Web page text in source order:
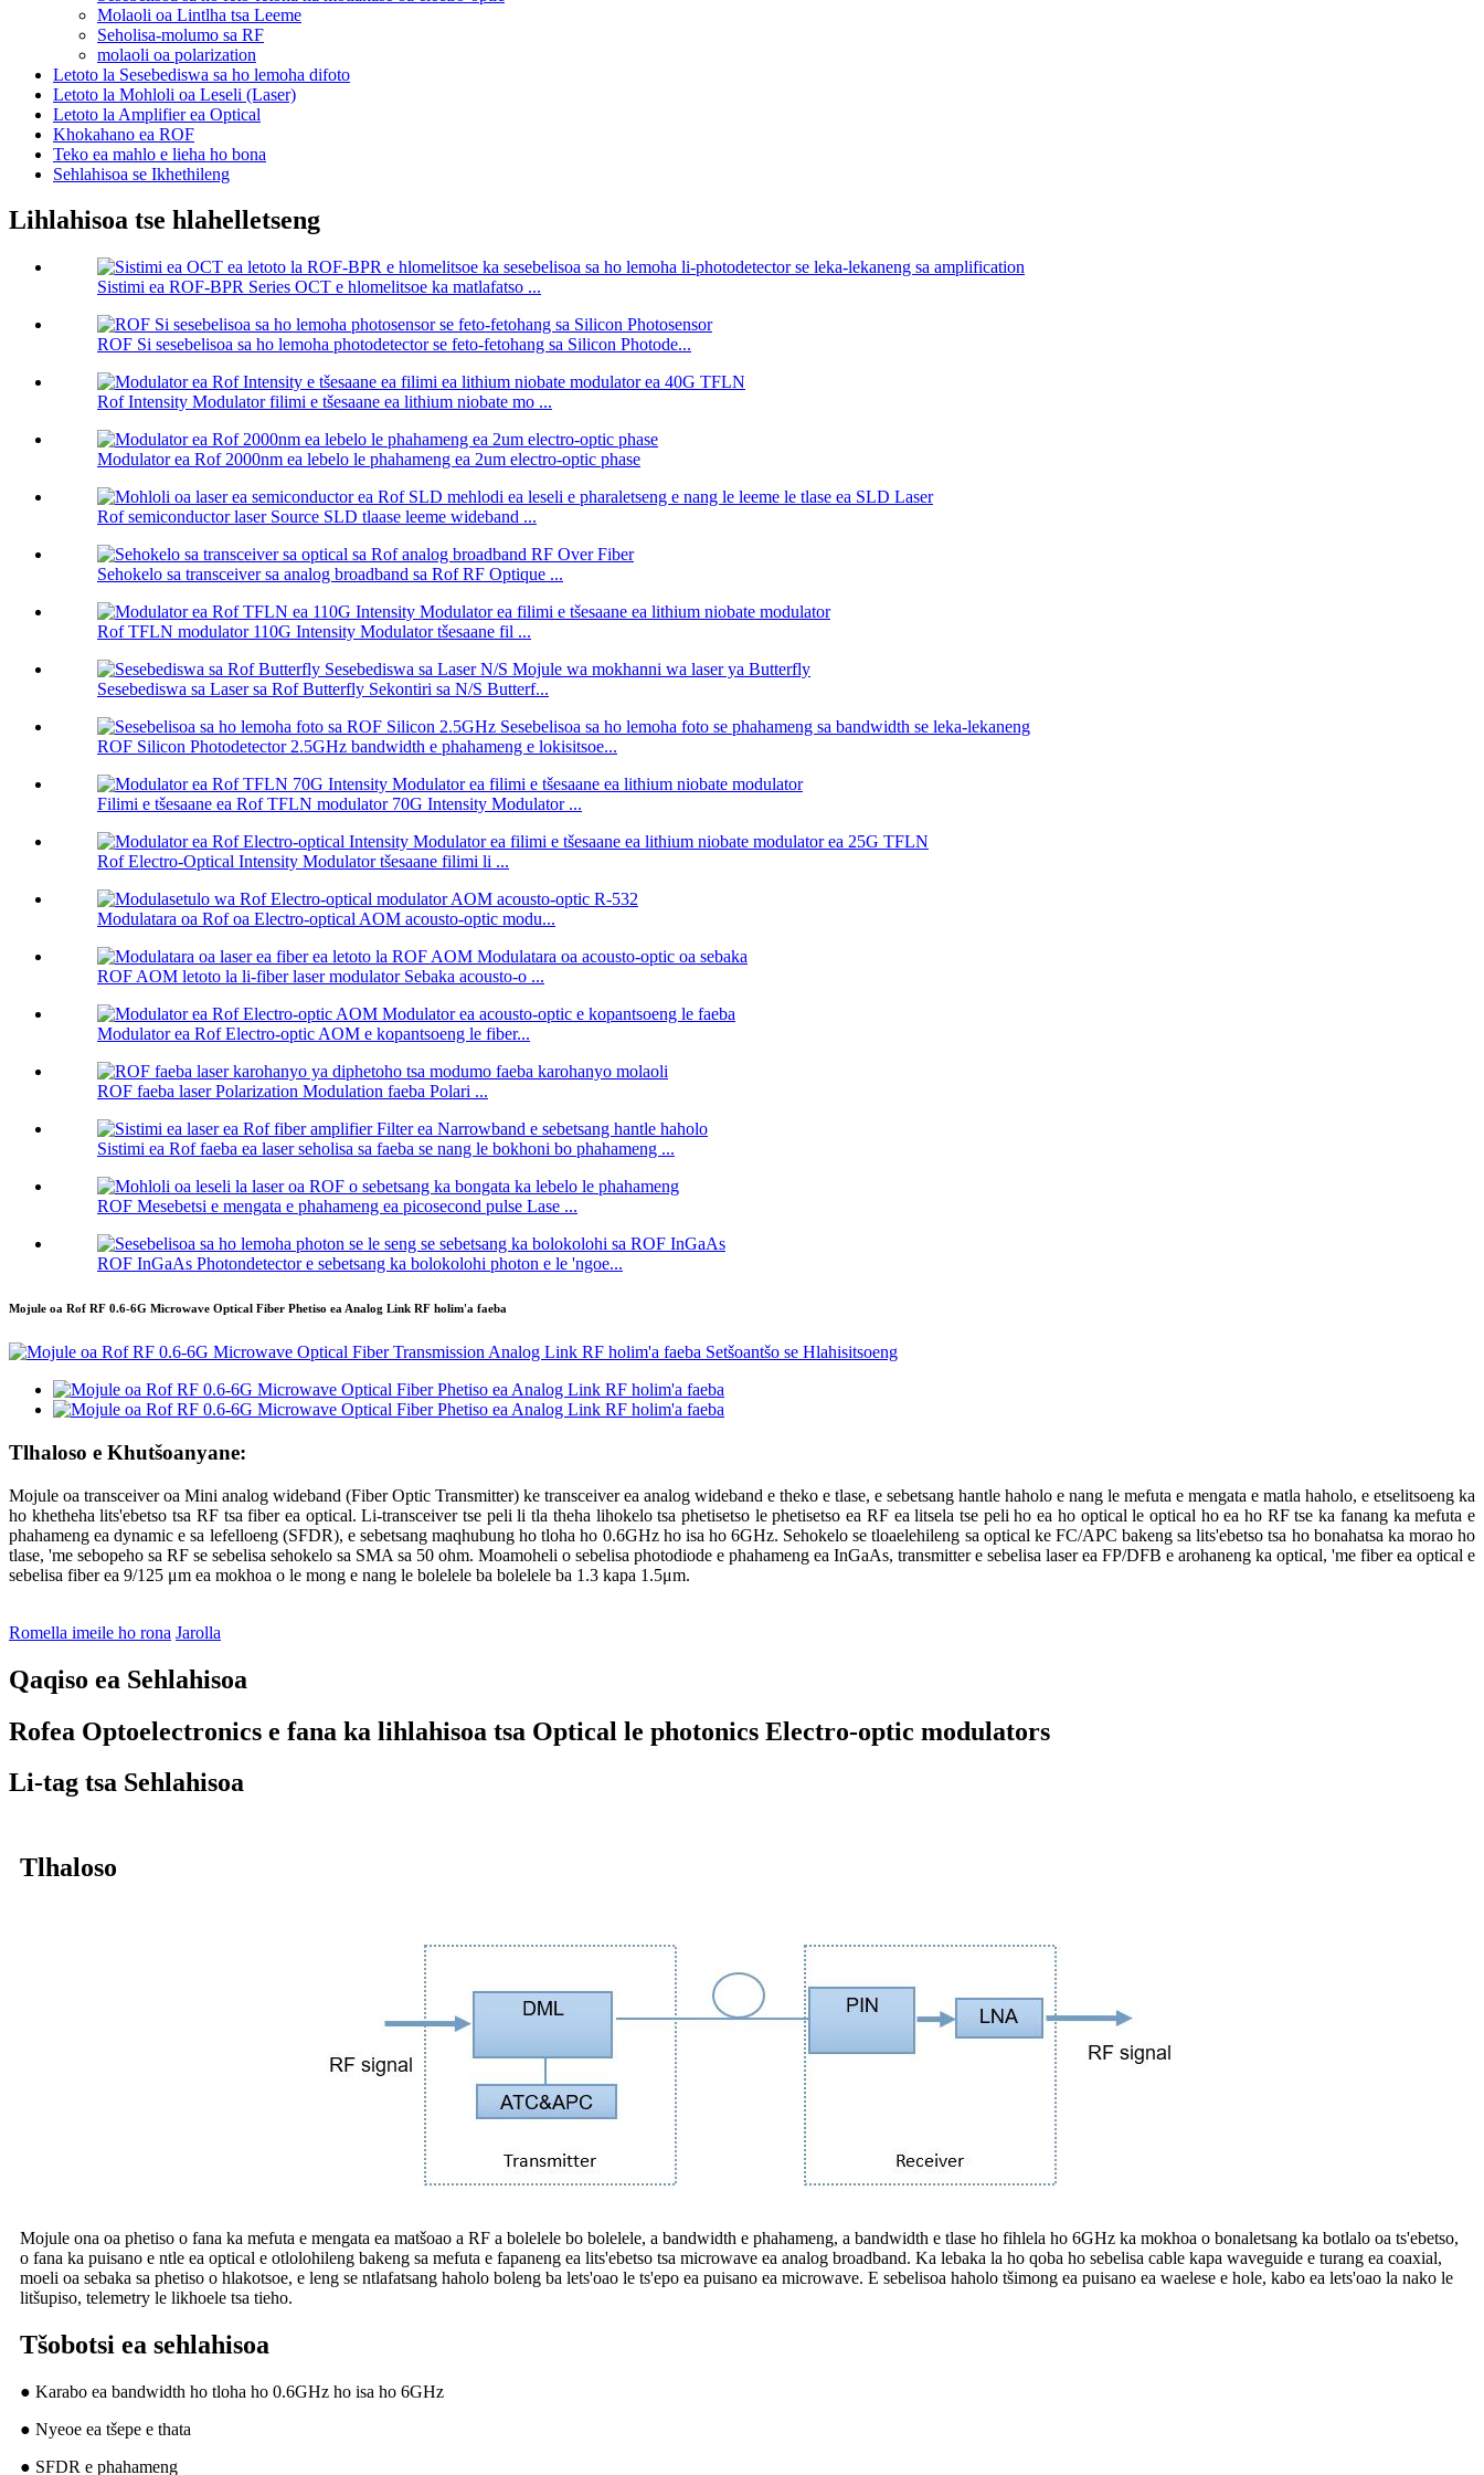
Molaoli oa Lintlha tsa Leeme
Seholisa-molumo sa RF
molaoli oa polarization
Letoto la Sesebediswa sa ho lemoha difoto
Letoto la Mohloli oa Leseli (Laser)
Letoto la Amplifier ea Optical
Khokahano ea ROF
Teko ea mahlo e lieha ho bona
Sehlahisoa se Ikhethileng
Lihlahisoa tse hlahelletseng
Sistimi ea ROF-BPR Series OCT e hlomelitsoe ka matlafatso ...
ROF Si sesebelisoa sa ho lemoha photodetector se feto-fetohang sa Silicon Photode...
Rof Intensity Modulator filimi e tšesaane ea lithium niobate mo ...
Modulator ea Rof 2000nm ea lebelo le phahameng ea 2um electro-optic phase
Rof semiconductor laser Source SLD tlaase leeme wideband ...
Sehokelo sa transceiver sa analog broadband sa Rof RF Optique ...
Rof TFLN modulator 110G Intensity Modulator tšesaane fil ...
Sesebediswa sa Laser sa Rof Butterfly Sekontiri sa N/S Butterf...
ROF Silicon Photodetector 2.5GHz bandwidth e phahameng e lokisitsoe...
Filimi e tšesaane ea Rof TFLN modulator 70G Intensity Modulator ...
Rof Electro-Optical Intensity Modulator tšesaane filimi li ...
Modulatara oa Rof oa Electro-optical AOM acousto-optic modu...
ROF AOM letoto la li-fiber laser modulator Sebaka acousto-o ...
Modulator ea Rof Electro-optic AOM e kopantsoeng le fiber...
ROF faeba laser Polarization Modulation faeba Polari ...
Sistimi ea Rof faeba ea laser seholisa sa faeba se nang le bokhoni bo phahameng ...
ROF Mesebetsi e mengata e phahameng ea picosecond pulse Lase ...
ROF InGaAs Photondetector e sebetsang ka bolokolohi photon e le 'ngoe...
Mojule oa Rof RF 0.6-6G Microwave Optical Fiber Phetiso ea Analog Link RF holim'a faeba
Tlhaloso e Khutšoanyane:
Mojule oa transceiver oa Mini analog wideband (Fiber Optic Transmitter) ke transceiver ea analog wideband e theko e tlase, e sebetsang hantle haholo e nang le mefuta e mengata e matla haholo, e etselitsoeng ka
ho khetheha lits'ebetso tsa RF tsa fiber ea optical. Li-transceiver tse peli li tla theha lihokelo tsa phetisetso le phetisetso ea RF ea litsela tse peli ho ea ho optical le optical ho ea ho RF tse ka fanang ka mefuta e
phahameng ea dynamic e sa lefelloeng (SFDR), e sebetsang maqhubung ho tloha ho 0.6GHz ho isa ho 6GHz. Sehokelo se tloaelehileng sa optical ke FC/APC bakeng sa lits'ebetso tsa ho bonahatsa ka morao ho
tlase, 'me sebopeho sa RF se sebelisa sehokelo sa SMA sa 50 ohm. Moamoheli o sebelisa photodiode e phahameng ea InGaAs, transmitter e sebelisa laser ea FP/DFB e arohaneng ka optical, 'me fiber ea optical e
sebelisa fiber ea 9/125 μm ea mokhoa o le mong e nang le bolelele ba bolelele ba 1.3 kapa 1.5μm.
Romella imeile ho rona Jarolla
Qaqiso ea Sehlahisoa
Rofea Optoelectronics e fana ka lihlahisoa tsa Optical le photonics Electro-optic modulators
Li-tag tsa Sehlahisoa
Tlhaloso
Mojule ona oa phetiso o fana ka mefuta e mengata ea matšoao a RF a bolelele bo bolelele, a bandwidth e phahameng, a bandwidth e tlase ho fihlela ho 6GHz ka mokhoa o bonaletsang ka botlalo oa ts'ebetso,
o fana ka puisano e ntle ea optical e otlolohileng bakeng sa mefuta e fapaneng ea lits'ebetso tsa microwave ea analog broadband. Ka lebaka la ho qoba ho sebelisa cable kapa waveguide e turang ea coaxial,
moeli oa sebaka sa phetiso o hlakotsoe, e leng se ntlafatsang haholo boleng ba lets'oao le ts'epo ea puisano ea microwave. E sebelisoa haholo tšimong ea puisano ea waelese e hole, kabo ea lets'oao la nako le
litšupiso, telemetry le likhoele tsa tieho.
Tšobotsi ea sehlahisoa
● Karabo ea bandwidth ho tloha ho 0.6GHz ho isa ho 6GHz
● Nyeoe ea tšepe e thata
● SFDR e phahameng